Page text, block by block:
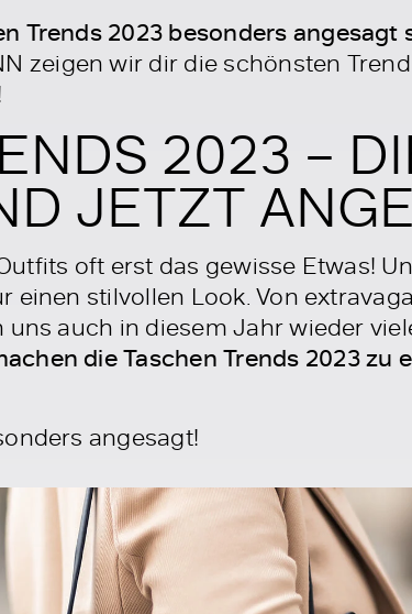
Trends 2023 besonders angesagt
zeigen wir dir die schönsten
2023 –
JETZT
oft erst das gewisse Etwas!
einen stilvollen Look. Von
auch in diesem Jahr wieder
die Taschen Trends 2023 zu
angesagt!